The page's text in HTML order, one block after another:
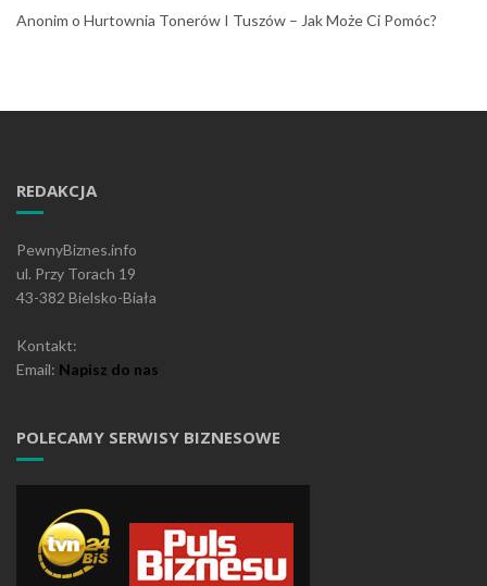
Anonim o Hurtownia Tonerów I Tuszów – Jak Może Ci Pomóc?
REDAKCJA
PewnyBiznes.info
ul. Przy Torach 19
43-382 Bielsko-Biała
Kontakt:
Email: Napisz do nas
POLECAMY SERWISY BIZNESOWE